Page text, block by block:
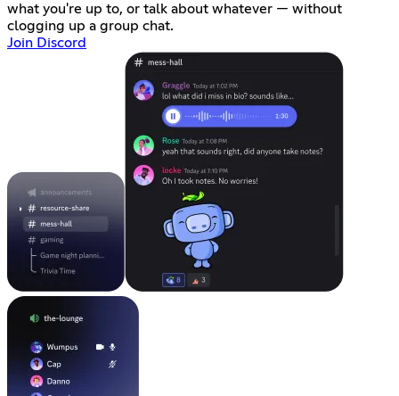
what you're up to, or talk about whatever — without
clogging up a group chat.
Join Discord